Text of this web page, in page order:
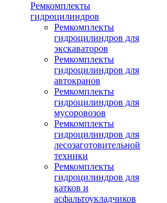
Ремкомплекты
гидроцилиндров
Ремкомплекты
гидроцилиндров для
экскаваторов
Ремкомплекты
гидроцилиндров для
автокранов
Ремкомплекты
гидроцилиндров для
мусоровозов
Ремкомплекты
гидроцилиндров для
лесозаготовительной
техники
Ремкомплекты
гидроцилиндров для
катков и
асфальтоукладчиков